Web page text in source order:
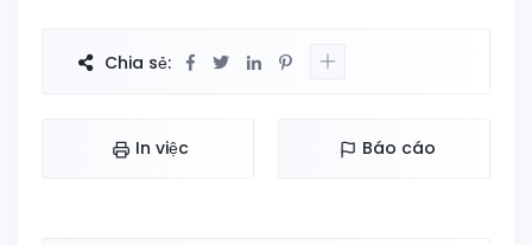
Chia sẻ:
In việc Báo cáo